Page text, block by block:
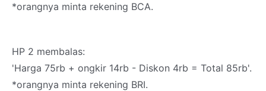
*orangnya minta rekening BCA.
HP 2 membalas:
'Harga 75rb + ongkir 14rb - Diskon 4rb = Total 85rb'.
*orangnya minta rekening BRI.